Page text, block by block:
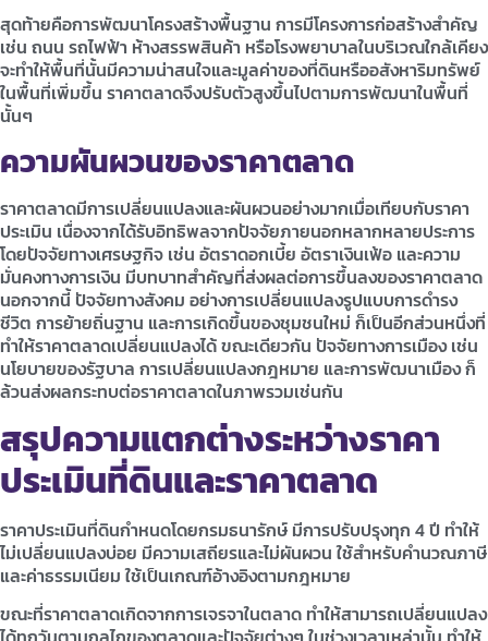
สุดท้ายคือการพัฒนาโครงสร้างพื้นฐาน การมีโครงการก่อสร้างสำคัญ
เช่น ถนน รถไฟฟ้า ห้างสรรพสินค้า หรือโรงพยาบาลในบริเวณใกล้เคียง
จะทำให้พื้นที่นั้นมีความน่าสนใจและมูลค่าของที่ดินหรืออสังหาริมทรัพย์
ในพื้นที่เพิ่มขึ้น ราคาตลาดจึงปรับตัวสูงขึ้นไปตามการพัฒนาในพื้นที่
นั้นๆ
ความผันผวนของราคาตลาด
ราคาตลาดมีการเปลี่ยนแปลงและผันผวนอย่างมากเมื่อเทียบกับราคา
ประเมิน เนื่องจากได้รับอิทธิพลจากปัจจัยภายนอกหลากหลายประการ
โดยปัจจัยทางเศรษฐกิจ เช่น อัตราดอกเบี้ย อัตราเงินเฟ้อ และความ
มั่นคงทางการเงิน มีบทบาทสำคัญที่ส่งผลต่อการขึ้นลงของราคาตลาด
นอกจากนี้ ปัจจัยทางสังคม อย่างการเปลี่ยนแปลงรูปแบบการดำรง
ชีวิต การย้ายถิ่นฐาน และการเกิดขึ้นของชุมชนใหม่ ก็เป็นอีกส่วนหนึ่งที่
ทำให้ราคาตลาดเปลี่ยนแปลงได้ ขณะเดียวกัน ปัจจัยทางการเมือง เช่น
นโยบายของรัฐบาล การเปลี่ยนแปลงกฎหมาย และการพัฒนาเมือง ก็
ล้วนส่งผลกระทบต่อราคาตลาดในภาพรวมเช่นกัน
สรุปความแตกต่างระหว่างราคา
ประเมินที่ดินและราคาตลาด
ราคาประเมินที่ดินกำหนดโดยกรมธนารักษ์ มีการปรับปรุงทุก 4 ปี ทำให้
ไม่เปลี่ยนแปลงบ่อย มีความเสถียรและไม่ผันผวน ใช้สำหรับคำนวณภาษี
และค่าธรรมเนียม ใช้เป็นเกณฑ์อ้างอิงตามกฎหมาย
ขณะที่ราคาตลาดเกิดจากการเจรจาในตลาด ทำให้สามารถเปลี่ยนแปลง